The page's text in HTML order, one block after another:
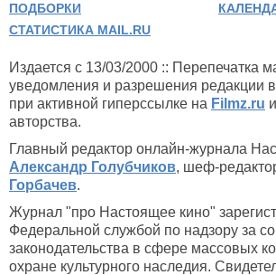
ПОДБОРКИ
СТАТИСТИКА MAIL.RU
Издается с 13/03/2000 :: Перепечатка
уведомления и разрешения редакции
при активной гиперссылке на Filmz.ru
авторства.
Главный редактор онлайн-журнала
Александр Голубчиков, шеф-
Горбачев.
Журнал "про Настоящее кино"
Федеральной службой по надзору за
законодательства в сфере массовых
охране культурного наследия.